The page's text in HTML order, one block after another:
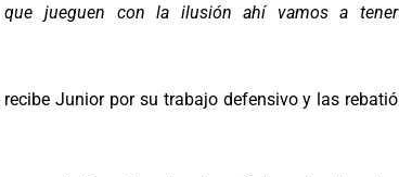
jueguen con la ilusión ahí vamos a tener
Junior por su trabajo defensivo y las rebatió